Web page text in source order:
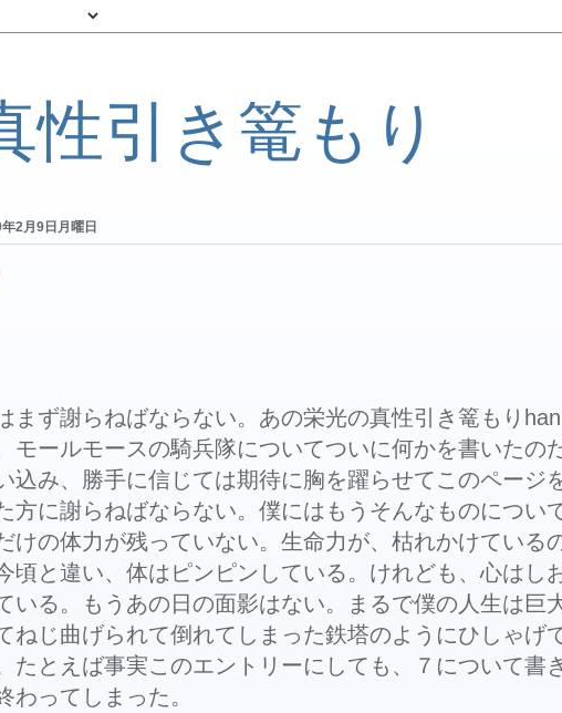
性引き篭もり
2月9日月曜日
まず謝らねばならない。あの栄光の真性引き篭もり
モールモースの騎兵隊についてついに何かを書いたの
込み、勝手に信じては期待に胸を躍らせてこのページ
方に謝らねばならない。僕にはもうそんなものについ
けの体力が残っていない。生命力が、枯れかけている
頃と違い、体はピンピンしている。けれども、心はし
いる。もうあの日の面影はない。まるで僕の人生は巨
ねじ曲げられて倒れてしまった鉄塔のようにひしゃげ
たとえば事実このエントリーにしても、７について書
わってしまった。